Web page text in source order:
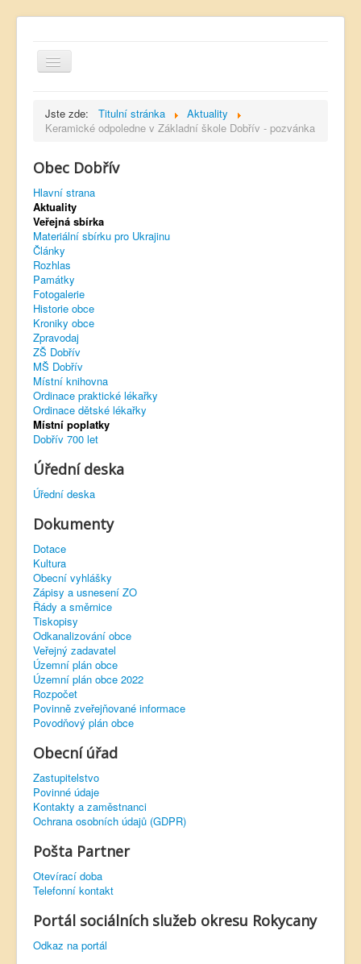
Hlavní strana
Kontakt
Úřední deska
Dobřívský zpravodaj
Rozhlas
Sokol Dobřív
Ubytování
Obec Pavlovsko
Virtuální prohlídka
Jste zde: Titulní stránka
Aktuality
Keramické odpoledne v Základní škole Dobřív - pozvánka
Obec Dobřív
Hlavní strana
Aktuality
Veřejná sbírka
Materiální sbírku pro Ukrajinu
Články
Rozhlas
Památky
Fotogalerie
Historie obce
Kroniky obce
Zpravodaj
ZŠ Dobřív
MŠ Dobřív
Místní knihovna
Ordinace praktické lékařky
Ordinace dětské lékařky
Místní poplatky
Dobřív 700 let
Úřední deska
Úřední deska
Dokumenty
Dotace
Kultura
Obecní vyhlášky
Zápisy a usnesení ZO
Řády a směrnice
Tiskopisy
Odkanalizování obce
Veřejný zadavatel
Územní plán obce
Územní plán obce 2022
Rozpočet
Povinně zveřejňované informace
Povodňový plán obce
Obecní úřad
Zastupitelstvo
Povinné údaje
Kontakty a zaměstnanci
Ochrana osobních údajů (GDPR)
Pošta Partner
Otevírací doba
Telefonní kontakt
Portál sociálních služeb okresu Rokycany
Odkaz na portál